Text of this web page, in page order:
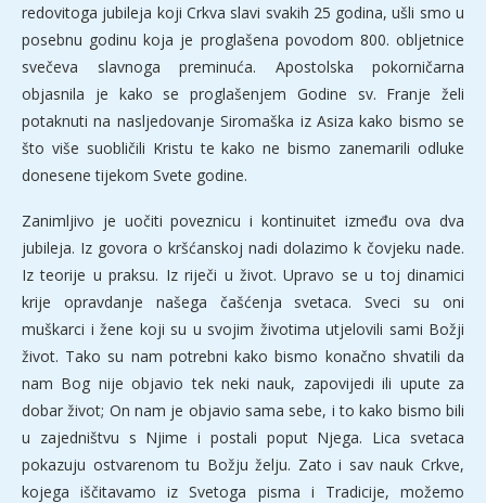
redovitoga jubileja koji Crkva slavi svakih 25 godina, ušli smo u
posebnu godinu koja je proglašena povodom 800. obljetnice
svečeva slavnoga preminuća. Apostolska pokorničarna
objasnila je kako se proglašenjem Godine sv. Franje želi
potaknuti na nasljedovanje Siromaška iz Asiza kako bismo se
što više suobličili Kristu te kako ne bismo zanemarili odluke
donesene tijekom Svete godine.
Zanimljivo je uočiti poveznicu i kontinuitet između ova dva
jubileja. Iz govora o kršćanskoj nadi dolazimo k čovjeku nade.
Iz teorije u praksu. Iz riječi u život. Upravo se u toj dinamici
krije opravdanje našega čašćenja svetaca. Sveci su oni
muškarci i žene koji su u svojim životima utjelovili sami Božji
život. Tako su nam potrebni kako bismo konačno shvatili da
nam Bog nije objavio tek neki nauk, zapovijedi ili upute za
dobar život; On nam je objavio sama sebe, i to kako bismo bili
u zajedništvu s Njime i postali poput Njega. Lica svetaca
pokazuju ostvarenom tu Božju želju. Zato i sav nauk Crkve,
kojega iščitavamo iz Svetoga pisma i Tradicije, možemo